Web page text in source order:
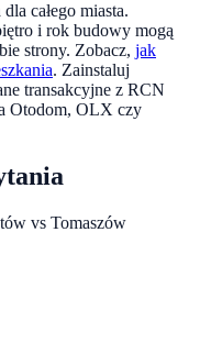
całego miasta.
i rok budowy mogą
strony. Zobacz, jak
. Zainstaluj
transakcyjne z RCN
Otodom, OLX czy
vs Tomaszów